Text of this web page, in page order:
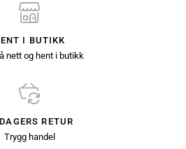
I BUTIKK
nett og hent i butikk
RETUR
Trygg handel